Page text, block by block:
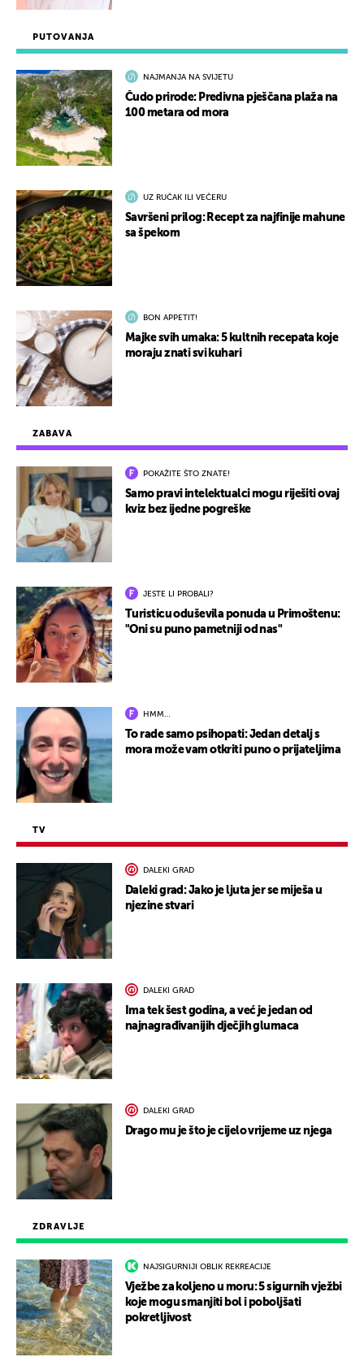
ZDRAVLJE
NAJSIGURNIJI OBLIK REKREACIJE
Vježbe za koljeno u moru: 5 sigurnih vježbi
koje mogu smanjiti bol i poboljšati
pokretljivost
ZABAVA
POKAŽITE ŠTO ZNATE!
Samo pravi intelektualci mogu riješiti ovaj
kviz bez ijedne pogreške
JESTE LI PROBALI?
Turisticu oduševila ponuda u Primoštenu:
"Oni su puno pametniji od nas"
HMM…
To rade samo psihopati: Jedan detalj s
mora može vam otkriti puno o prijateljima
TV
DALEKI GRAD
Daleki grad: Jako je ljuta jer se miješa u
njezine stvari
DALEKI GRAD
Ima tek šest godina, a već je jedan od
najnagrađivanijih dječjih glumaca
DALEKI GRAD
Drago mu je što je cijelo vrijeme uz njega
PUTOVANJA
NAJMANJA NA SVIJETU
Čudo prirode: Predivna pješčana plaža na
100 metara od mora
UZ RUČAK ILI VEČERU
Savršeni prilog: Recept za najfinije mahune
sa špekom
BON APPETIT!
Majke svih umaka: 5 kultnih recepata koje
moraju znati svi kuhari